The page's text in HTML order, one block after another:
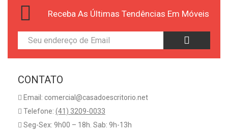
Receba As Últimas Tendências Em Móveis
CONTATO
Email: comercial@casadoescritorio.net
Telefone: (41) 3209-0033
Seg-Sex: 9h00 – 18h. Sab: 9h-13h